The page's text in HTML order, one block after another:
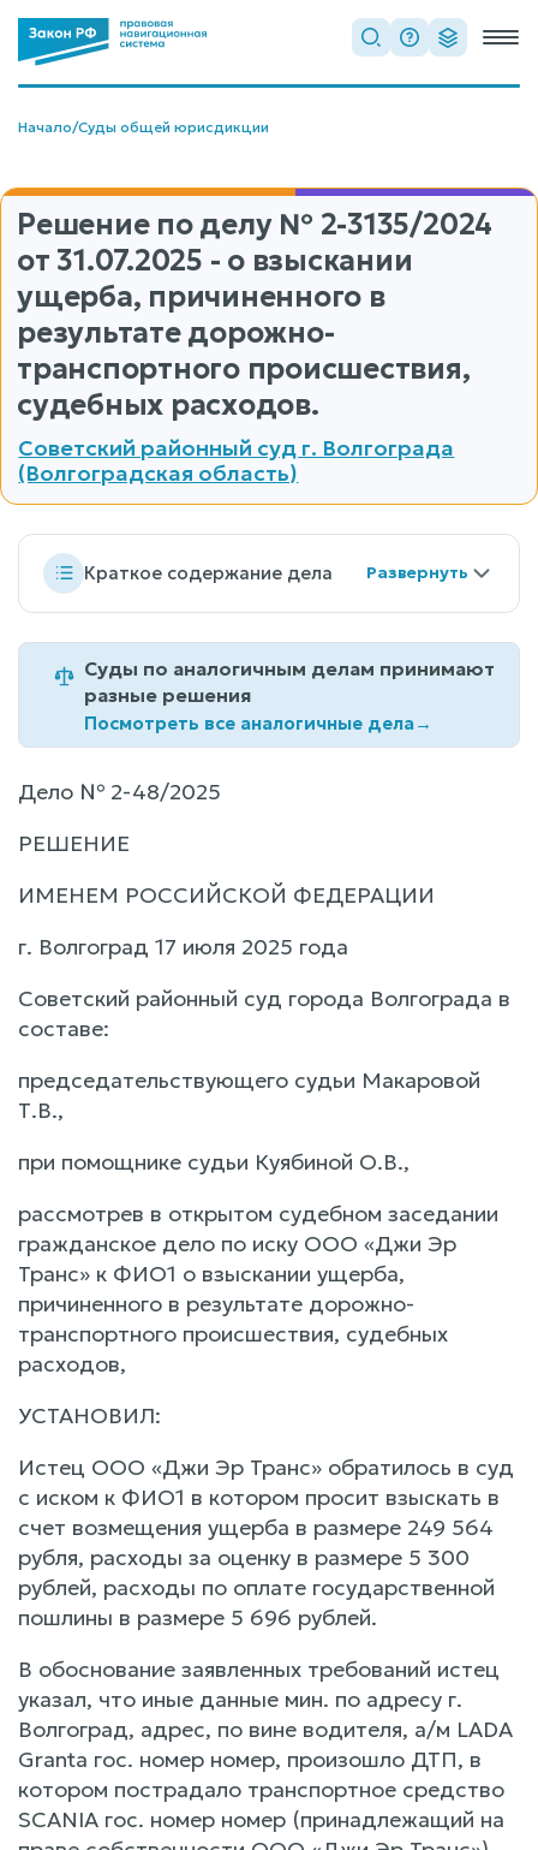
Начало/Суды общей юрисдикции
Решение по делу № 2-3135/2024
от 31.07.2025 - о взыскании
ущерба, причиненного в
результате дорожно-
транспортного происшествия,
судебных расходов.
Советский районный суд г. Волгограда
(Волгоградская область)
Краткое содержание дела
Суды по аналогичным делам принимают
разные решения
Посмотреть все аналогичные дела→
Дело № 2-48/2025
РЕШЕНИЕ
ИМЕНЕМ РОССИЙСКОЙ ФЕДЕРАЦИИ
г. Волгоград 17 июля 2025 года
Советский районный суд города Волгограда в
составе:
председательствующего судьи Макаровой
Т.В.,
при помощнике судьи Куябиной О.В.,
рассмотрев в открытом судебном заседании
гражданское дело по иску ООО «Джи Эр
Транс» к ФИО1 о взыскании ущерба,
причиненного в результате дорожно-
транспортного происшествия, судебных
расходов,
УСТАНОВИЛ:
Истец ООО «Джи Эр Транс» обратилось в суд
с иском к ФИО1 в котором просит взыскать в
счет возмещения ущерба в размере 249 564
рубля, расходы за оценку в размере 5 300
рублей, расходы по оплате государственной
пошлины в размере 5 696 рублей.
В обоснование заявленных требований истец
указал, что иные данные мин. по адресу г.
Волгоград, адрес, по вине водителя, а/м LADA
Granta гос. номер номер, произошло ДТП, в
котором пострадало транспортное средство
SCANIA гос. номер номер (принадлежащий на